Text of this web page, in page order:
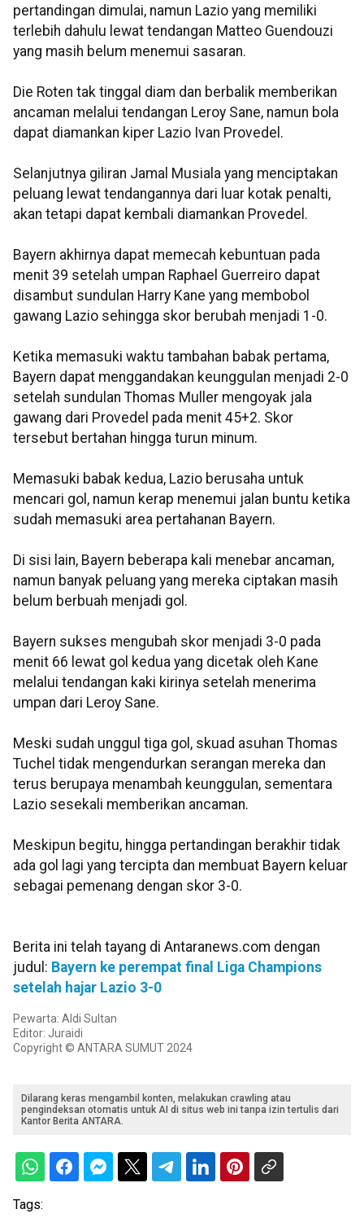
pertandingan dimulai, namun Lazio yang memiliki
terlebih dahulu lewat tendangan Matteo Guendouzi
yang masih belum menemui sasaran.
Die Roten tak tinggal diam dan berbalik memberikan
ancaman melalui tendangan Leroy Sane, namun bola
dapat diamankan kiper Lazio Ivan Provedel.
Selanjutnya giliran Jamal Musiala yang menciptakan
peluang lewat tendangannya dari luar kotak penalti,
akan tetapi dapat kembali diamankan Provedel.
Bayern akhirnya dapat memecah kebuntuan pada
menit 39 setelah umpan Raphael Guerreiro dapat
disambut sundulan Harry Kane yang membobol
gawang Lazio sehingga skor berubah menjadi 1-0.
Ketika memasuki waktu tambahan babak pertama,
Bayern dapat menggandakan keunggulan menjadi 2-0
setelah sundulan Thomas Muller mengoyak jala
gawang dari Provedel pada menit 45+2. Skor
tersebut bertahan hingga turun minum.
Memasuki babak kedua, Lazio berusaha untuk
mencari gol, namun kerap menemui jalan buntu ketika
sudah memasuki area pertahanan Bayern.
Di sisi lain, Bayern beberapa kali menebar ancaman,
namun banyak peluang yang mereka ciptakan masih
belum berbuah menjadi gol.
Bayern sukses mengubah skor menjadi 3-0 pada
menit 66 lewat gol kedua yang dicetak oleh Kane
melalui tendangan kaki kirinya setelah menerima
umpan dari Leroy Sane.
Meski sudah unggul tiga gol, skuad asuhan Thomas
Tuchel tidak mengendurkan serangan mereka dan
terus berupaya menambah keunggulan, sementara
Lazio sesekali memberikan ancaman.
Meskipun begitu, hingga pertandingan berakhir tidak
ada gol lagi yang tercipta dan membuat Bayern keluar
sebagai pemenang dengan skor 3-0.
Berita ini telah tayang di Antaranews.com dengan
judul: Bayern ke perempat final Liga Champions
setelah hajar Lazio 3-0
Pewarta: Aldi Sultan
Editor: Juraidi
Copyright © ANTARA SUMUT 2024
Dilarang keras mengambil konten, melakukan crawling atau
pengindeksan otomatis untuk AI di situs web ini tanpa izin tertulis dari
Kantor Berita ANTARA.
Tags: